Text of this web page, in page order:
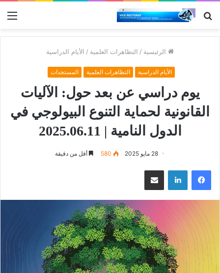
بحث
الرئيسية / التظاهرات العلمية / الأيام الدراسية
الأيام الدراسية التظاهرات العلمية المستجدات
يوم دراسي عن بعد حول: الآليات
القانونية لحماية التنوع البيولوجي في
الدول النامية | 2025.06.11
28 مايو 2025 580 أقل من دقيقة
فيسبوك لينكدإن مشاركة عبر البريد